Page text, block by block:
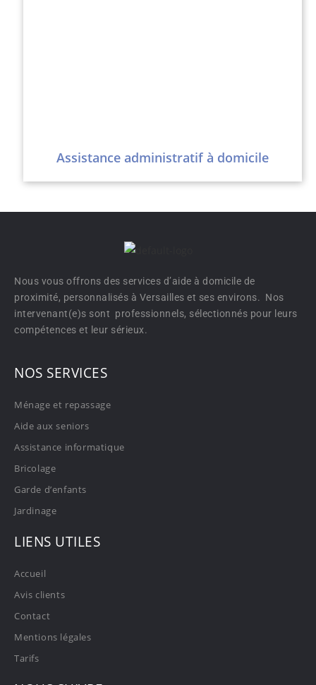
Assistance administratif à domicile
Nous vous offrons des services d’aide à domicile de
proximité, personnalisés à Versailles et ses environs. Nos
intervenant(e)s sont professionnels, sélectionnés pour leurs
compétences et leur sérieux.
NOS SERVICES
Ménage et repassage
Aide aux seniors
Assistance informatique
Bricolage
Garde d’enfants
Jardinage
LIENS UTILES
Accueil
Avis clients
Contact
Mentions légales
Tarifs